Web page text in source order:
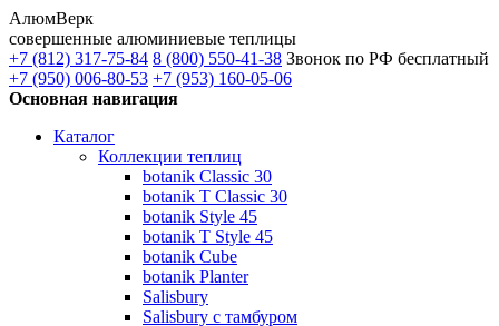
АлюмВерк
совершенные алюминиевые теплицы
+7 (812) 317-75-84 8 (800) 550-41-38 Звонок по РФ бесплатный
+7 (950) 006-80-53 +7 (953) 160-05-06
Основная навигация
Каталог
Коллекции теплиц
botanik Classic 30
botanik T Classic 30
botanik Style 45
botanik Т Style 45
botanik Cube
botanik Planter
Salisbury
Salisbury с тамбуром